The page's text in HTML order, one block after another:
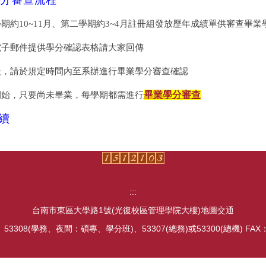
約10~11月、第二學期約3~4月註冊組發放歷年成績單供審查畢業
郵件提供學分確認表格請大家回傳
請於規定時間內至系辦進行畢業學分審查確認
，只要尚未畢業，每學期都需進行畢業學分審查
:::
台南市東區大學路1號(光復校區管理學院大樓)地圖交通
53308(學務、夜間：碩專、學分班)、 53307(總務)或53300(總機) FAX